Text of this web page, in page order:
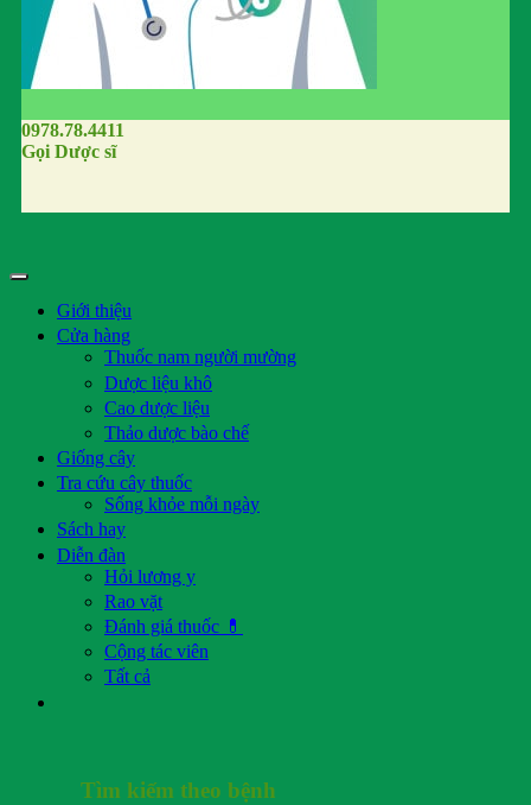
0978.78.4411
Gọi Dược sĩ
Giới thiệu
Cửa hàng
Thuốc nam người mường
Dược liệu khô
Cao dược liệu
Thảo dược bào chế
Giống cây
Tra cứu cây thuốc
Sống khỏe mỗi ngày
Sách hay
Diễn đàn
Hỏi lương y
Rao vặt
Đánh giá thuốc 💊
Cộng tác viên
Tất cả
Tìm kiếm theo bệnh